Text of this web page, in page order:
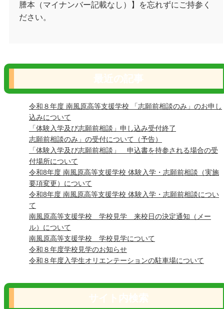
謄本（マイナンバー記載なし）】を忘れずにご持参く
ださい。
令和８年度 南風原高等支援学校 「志願前相談のみ」のお申し
込みについて
「体験入学及び志願前相談」申し込み受付終了
志願前相談のみ」の受付について（予告）
「体験入学及び志願前相談」 申込書を持参される場合の受
付場所について
令和8年度 南風原高等支援学校 体験入学・志願前相談（実施
要項変更）について
令和8年度 南風原高等支援学校 体験入学・志願前相談につい
て
南風原高等支援学校 学校見学 来校日の決定通知（メー
ル）について
南風原高等支援学校 学校見学について
令和８年度学校見学のお知らせ
令和８年度入学生オリエンテーションの駐車場について